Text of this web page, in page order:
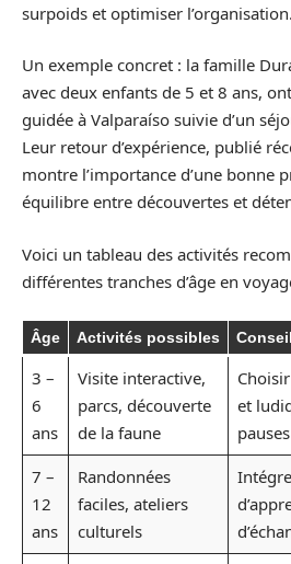
surpoids et optimiser l’organisation.
Un exemple concret : la famille
avec deux enfants de 5 et 8 ans,
guidée à Valparaíso suivie d’un
Leur retour d’expérience, publié
montre l’importance d’une bonne
équilibre entre découvertes et
Voici un tableau des activités
différentes tranches d’âge en
Âge Activités possibles
3 –
6
ans
Visite interactive,
parcs, découverte
de la faune
et
7 –
12
ans
Randonnées
faciles, ateliers
culturels